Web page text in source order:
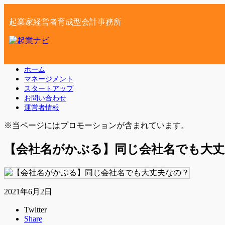
起業家経営者育成型会計事務所
ホーム
マネージメント
スタートアップ
お問い合わせ
運営者情報
※当ページにはプロモーションが含まれています。
【会社名がかぶる】同じ会社名でも大
2021年6月2日
Twitter
Share